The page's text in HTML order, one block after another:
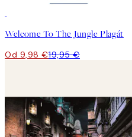
Welcome To The Jungle Plagát
Od 9,98 €19,95 €